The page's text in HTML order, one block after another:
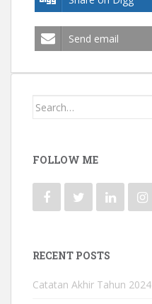
Send email
Search for:
FOLLOW ME
RECENT POSTS
Catatan Akhir Tahun 2024